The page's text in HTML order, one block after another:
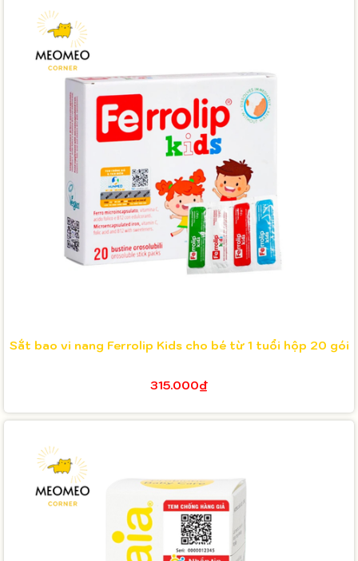
Sắt bao vi nang Ferrolip Kids cho bé từ 1 tuổi hộp 20 gói
315.000₫